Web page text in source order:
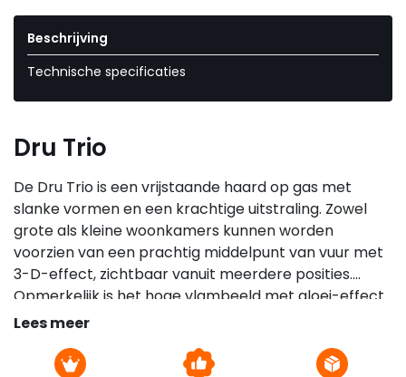
Beschrijving
Technische specificaties
Dru Trio
De Dru Trio is een vrijstaande haard op gas met
slanke vormen en een krachtige uitstraling. Zowel
grote als kleine woonkamers kunnen worden
voorzien van een prachtig middelpunt van vuur met
3-D-effect, zichtbaar vanuit meerdere posities.
Opmerkelijk is het hoge vlambeeld met gloei-effect
dat goed zichtbaar is door één van de drie
Lees meer